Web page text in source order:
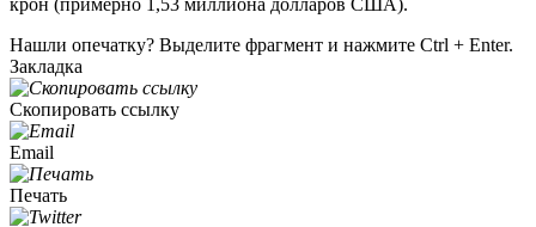
крон (примерно 1,53 миллиона долларов США).
Нашли опечатку? Выделите фрагмент и нажмите Ctrl + Enter.
Закладка
Скопировать ссылку
Email
Печать